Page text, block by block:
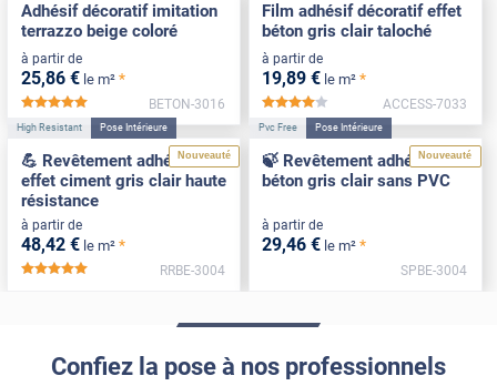
Adhésif décoratif imitation
terrazzo beige coloré
à partir de
25,86 € le m² *
BETON-3016
Film adhésif décoratif effet
béton gris clair taloché
à partir de
19,89 € le m² *
*****
ACCESS-7033
Nouveauté
High Resistant Pose Intérieure
💪 Revêtement adhésif
effet ciment gris clair haute
résistance
à partir de
48,42 € le m² *
RRBE-3004
Nouveauté
Pvc Free Pose Intérieure
🍃 Revêtement adhésif
béton gris clair sans PVC
à partir de
29,46 € le m² *
SPBE-3004
Confiez la pose à nos professionnels